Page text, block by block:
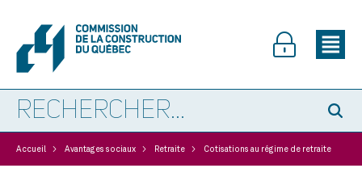
Accueil > Avantages sociaux > Retraite > Cotisations au régime de retraite